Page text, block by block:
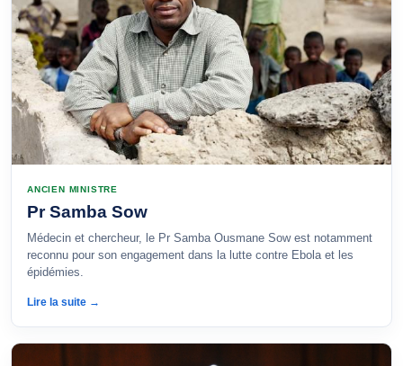
ANCIEN MINISTRE
Pr Samba Sow
Médecin et chercheur, le Pr Samba Ousmane Sow est notamment
reconnu pour son engagement dans la lutte contre Ebola et les
épidémies.
Lire la suite →